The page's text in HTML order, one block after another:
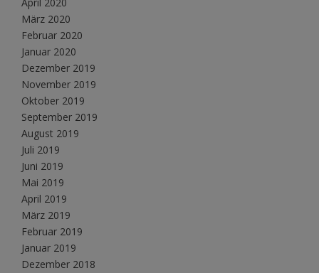
April 2020
März 2020
Februar 2020
Januar 2020
Dezember 2019
November 2019
Oktober 2019
September 2019
August 2019
Juli 2019
Juni 2019
Mai 2019
April 2019
März 2019
Februar 2019
Januar 2019
Dezember 2018